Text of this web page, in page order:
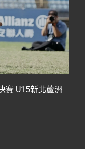
賽 U15新北蘆洲